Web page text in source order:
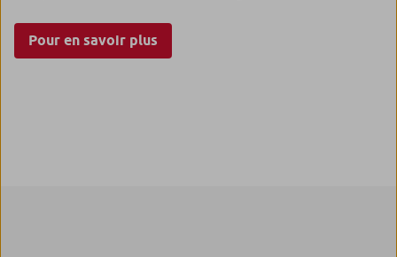
Pour en savoir plus